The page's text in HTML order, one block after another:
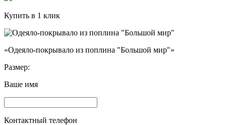
Купить в 1 клик
«Одеяло-покрывало из поплина "Большой мир"»
Размер:
Ваше имя
Контактный телефон